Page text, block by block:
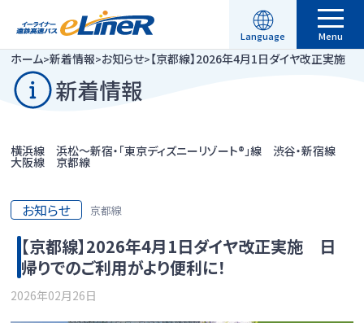
Language
English 繁體中文
Menu
よくある質問
新着情報
ホーム>新着情報>お知らせ>【京都線】2026年4月1日ダイヤ改正実施
新着情報
横浜線 浜松～新宿・「東京ディズニーリゾート®」線 渋谷・新宿線
大阪線 京都線
お知らせ 京都線
【京都線】2026年4月1日ダイヤ改正実施 日
帰りでのご利用がより便利に！
2026年02月26日
横浜線のページへ
時刻表 運賃
のりば
昼行便